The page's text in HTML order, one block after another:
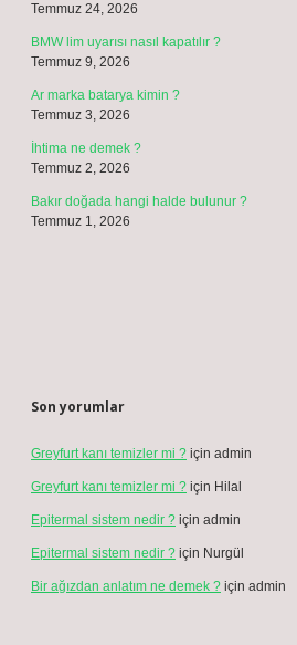
Temmuz 24, 2026
BMW lim uyarısı nasıl kapatılır ?
Temmuz 9, 2026
Ar marka batarya kimin ?
Temmuz 3, 2026
İhtima ne demek ?
Temmuz 2, 2026
Bakır doğada hangi halde bulunur ?
Temmuz 1, 2026
Son yorumlar
Greyfurt kanı temizler mi ? için admin
Greyfurt kanı temizler mi ? için Hilal
Epitermal sistem nedir ? için admin
Epitermal sistem nedir ? için Nurgül
Bir ağızdan anlatım ne demek ? için admin